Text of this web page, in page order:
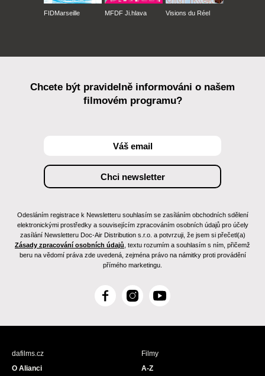
FIDMarseille MFDF Ji.hlava Visions du Réel
Chcete být pravidelně informováni o našem
filmovém programu?
Odesláním registrace k Newsletteru souhlasím se zasíláním obchodních sdělení
elektronickými prostředky a souvisejícím zpracováním osobních údajů pro účely
zasílání Newsletteru Doc-Air Distribution s.r.o. a potvrzuji, že jsem si přečetl(a)
Zásady zpracování osobních údajů , textu rozumím a souhlasím s ním, přičemž
beru na vědomí práva zde uvedená, zejména právo na námitky proti provádění
přímého marketingu.
F
c
I
s
Y
u
dafilms.cz
O Alianci
Filmy
A-Z